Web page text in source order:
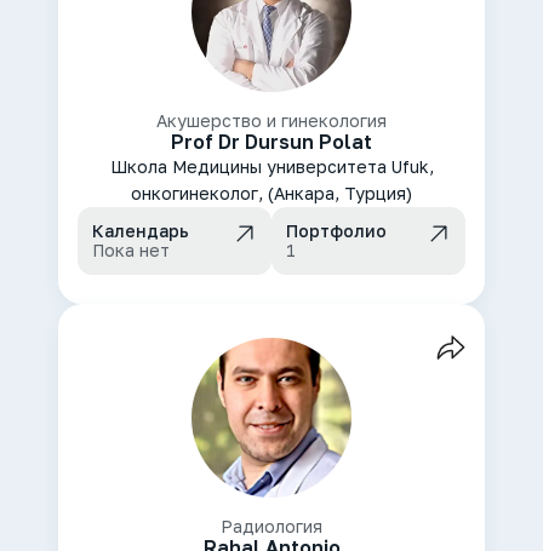
Акушерство и гинекология
Prof Dr Dursun Polat
Школа Медицины университета Ufuk,
онкогинеколог, (Анкара, Турция)
Календарь
Пока нет
Портфолио
1
Радиология